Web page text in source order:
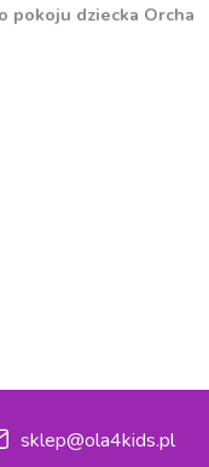
pokoju dziecka Orcha
sklep@ola4kids.pl